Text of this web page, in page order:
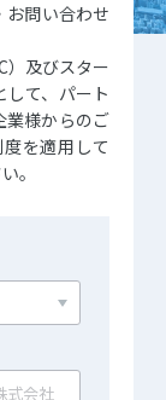
お問い合わせ
）及びスター
て、パート
業様からのご
を適用して
。